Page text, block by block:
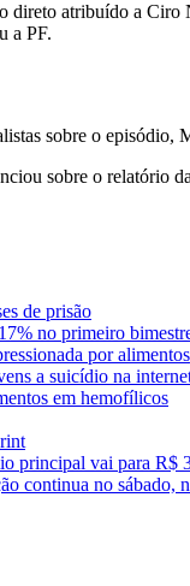
direto atribuído a
a PF.
sobre o
sobre o relatório
de prisão
no primeiro
por alimentos
a suicídio na
em hemofílicos
principal vai para R$
continua no sábado,